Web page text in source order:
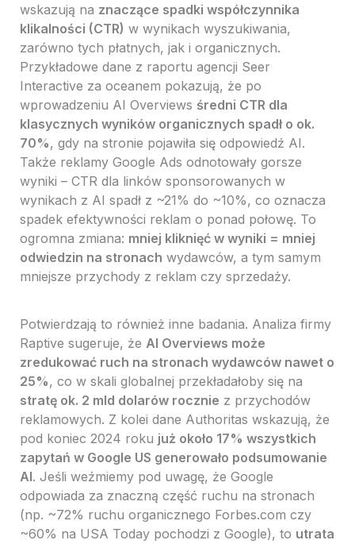
wskazują na znaczące spadki współczynnika
klikalności (CTR) w wynikach wyszukiwania,
zarówno tych płatnych, jak i organicznych.
Przykładowe dane z raportu agencji Seer
Interactive za oceanem pokazują, że po
wprowadzeniu AI Overviews średni CTR dla
klasycznych wyników organicznych spadł o ok.
70%, gdy na stronie pojawiła się odpowiedź AI.
Także reklamy Google Ads odnotowały gorsze
wyniki – CTR dla linków sponsorowanych w
wynikach z AI spadł z ~21% do ~10%, co oznacza
spadek efektywności reklam o ponad połowę. To
ogromna zmiana: mniej kliknięć w wyniki = mniej
odwiedzin na stronach wydawców, a tym samym
mniejsze przychody z reklam czy sprzedaży.
Potwierdzają to również inne badania. Analiza firmy
Raptive sugeruje, że AI Overviews może
zredukować ruch na stronach wydawców nawet o
25%, co w skali globalnej przekładałoby się na
stratę ok. 2 mld dolarów rocznie z przychodów
reklamowych. Z kolei dane Authoritas wskazują, że
pod koniec 2024 roku już około 17% wszystkich
zapytań w Google US generowało podsumowanie
AI. Jeśli weźmiemy pod uwagę, że Google
odpowiada za znaczną część ruchu na stronach
(np. ~72% ruchu organicznego Forbes.com czy
~60% na USA Today pochodzi z Google), to utrata